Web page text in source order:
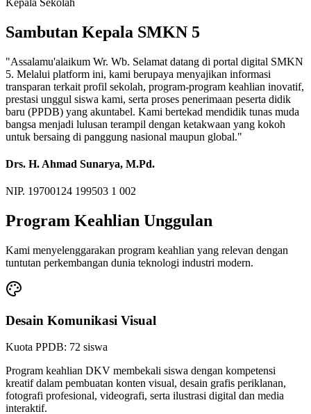
Sambutan Kepala SMKN 5
"Assalamu'alaikum Wr. Wb. Selamat datang di portal digital SMKN
5. Melalui platform ini, kami berupaya menyajikan informasi
transparan terkait profil sekolah, program-program keahlian inovatif,
prestasi unggul siswa kami, serta proses penerimaan peserta didik
baru (PPDB) yang akuntabel. Kami bertekad mendidik tunas muda
bangsa menjadi lulusan terampil dengan ketakwaan yang kokoh
untuk bersaing di panggung nasional maupun global."
Drs. H. Ahmad Sunarya, M.Pd.
NIP. 19700124 199503 1 002
Program Keahlian Unggulan
Kami menyelenggarakan program keahlian yang relevan dengan
tuntutan perkembangan dunia teknologi industri modern.
Desain Komunikasi Visual
Kuota PPDB: 72 siswa
Program keahlian DKV membekali siswa dengan kompetensi
kreatif dalam pembuatan konten visual, desain grafis periklanan,
fotografi profesional, videografi, serta ilustrasi digital dan media
interaktif.